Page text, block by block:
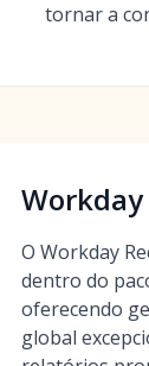
tornar a
O Workday
dentro do
oferecendo
global